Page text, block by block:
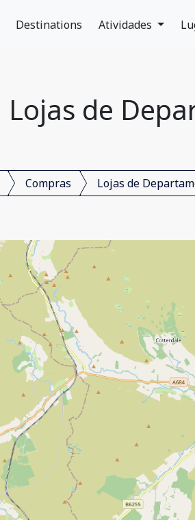
Destinations Atividades
Lojas de
Compras Lojas de